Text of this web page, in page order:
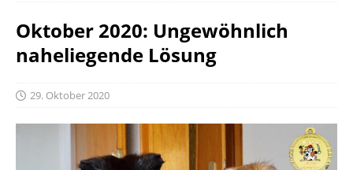
Oktober 2020: Ungewöhnlich
naheliegende Lösung
29. Oktober 2020